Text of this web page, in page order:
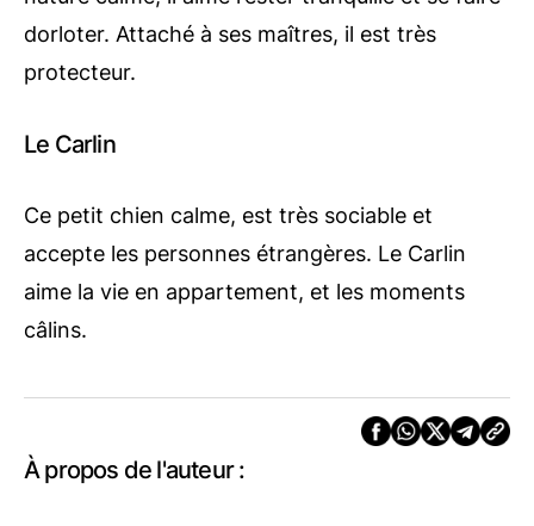
dorloter. Attaché à ses maîtres, il est très
protecteur.
Le Carlin
Ce petit chien calme, est très sociable et
accepte les personnes étrangères. Le Carlin
aime la vie en appartement, et les moments
câlins.
À propos de l'auteur :